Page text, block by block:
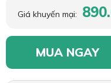
Giá khuyến mại:
MUA NGAY